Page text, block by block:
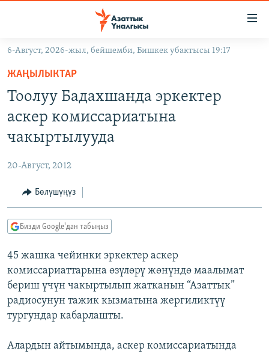
Навигацияга
өтүңүз
Издөөгө
салыңызКЫРГЫЗСТАН
МАДАНИЯТ
ДҮЙНӨ
УКРАИНА
ТВ ПРОГРАММАЛАР
БҮГҮН АЗАТТЫКТА
ДАНИСТЕ
АЗАТТЫК+
ЫҢГАЙСЫЗ СУРООЛОР
ПОДКАСТ
ОНЛАЙН ШЕРИНЕ
6-Август, 2026-жыл, бейшемби, Бишкек убактысы 19:17
ЖАҢЫЛЫКТАР
Тоолуу Бадахшанда эркектер
аскер комиссариатына
чакыртылууда
20-Август, 2012
Бөлүшүңүз
Бизди Google'дан табыңыз
45 жашка чейинки эркектер аскер
комиссариаттарына өзүлөрү жөнүндө маалымат
бериш үчүн чакыртылып жатканын “Азаттык”
радиосунун тажик кызматына жергиликтүү
тургундар кабарлашты.
Алардын айтымында, аскер комиссариатында